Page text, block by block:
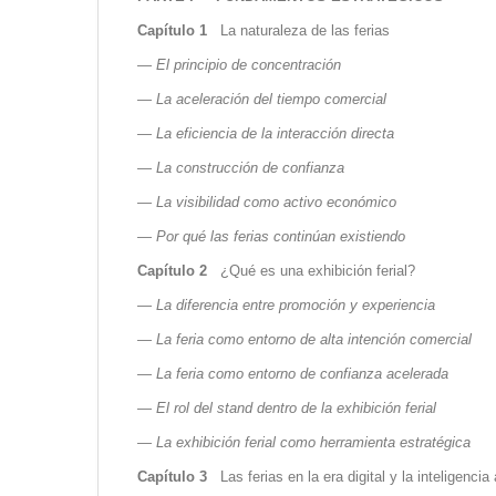
Capítulo 1 La naturaleza de las ferias
— El principio de concentración
— La aceleración del tiempo comercial
— La eficiencia de la interacción directa
— La construcción de confianza
— La visibilidad como activo económico
— Por qué las ferias continúan existiendo
Capítulo 2 ¿Qué es una exhibición ferial?
— La diferencia entre promoción y experiencia
— La feria como entorno de alta intención comercial
— La feria como entorno de confianza acelerada
— El rol del stand dentro de la exhibición ferial
— La exhibición ferial como herramienta estratégica
Capítulo 3 Las ferias en la era digital y la inteligencia